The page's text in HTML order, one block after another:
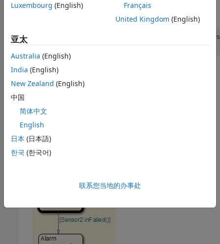
示例模型：
'stateflow/
'supportingFile','sf_atomic_sensor_pair');
该模型演示了如何使用原子子图来模型简单的冗余传感器对。
Luxembourg (English)
Français
United Kingdom (English)
亚太
Australia (English)
India (English)
New Zealand (English)
中国
简体中文
English
日本 (日本語)
한국 (한국어)
联系您当地的办事处